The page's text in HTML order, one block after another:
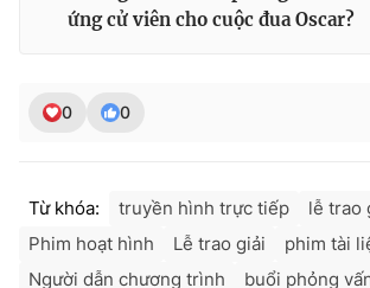
ứng cử viên cho cuộc đua Oscar?
0 0
Từ khóa: truyền hình trực tiếp
lễ trao
Phim hoạt hình
Lễ trao giải
phim tài
Người dẫn chương trình
buổi phỏng